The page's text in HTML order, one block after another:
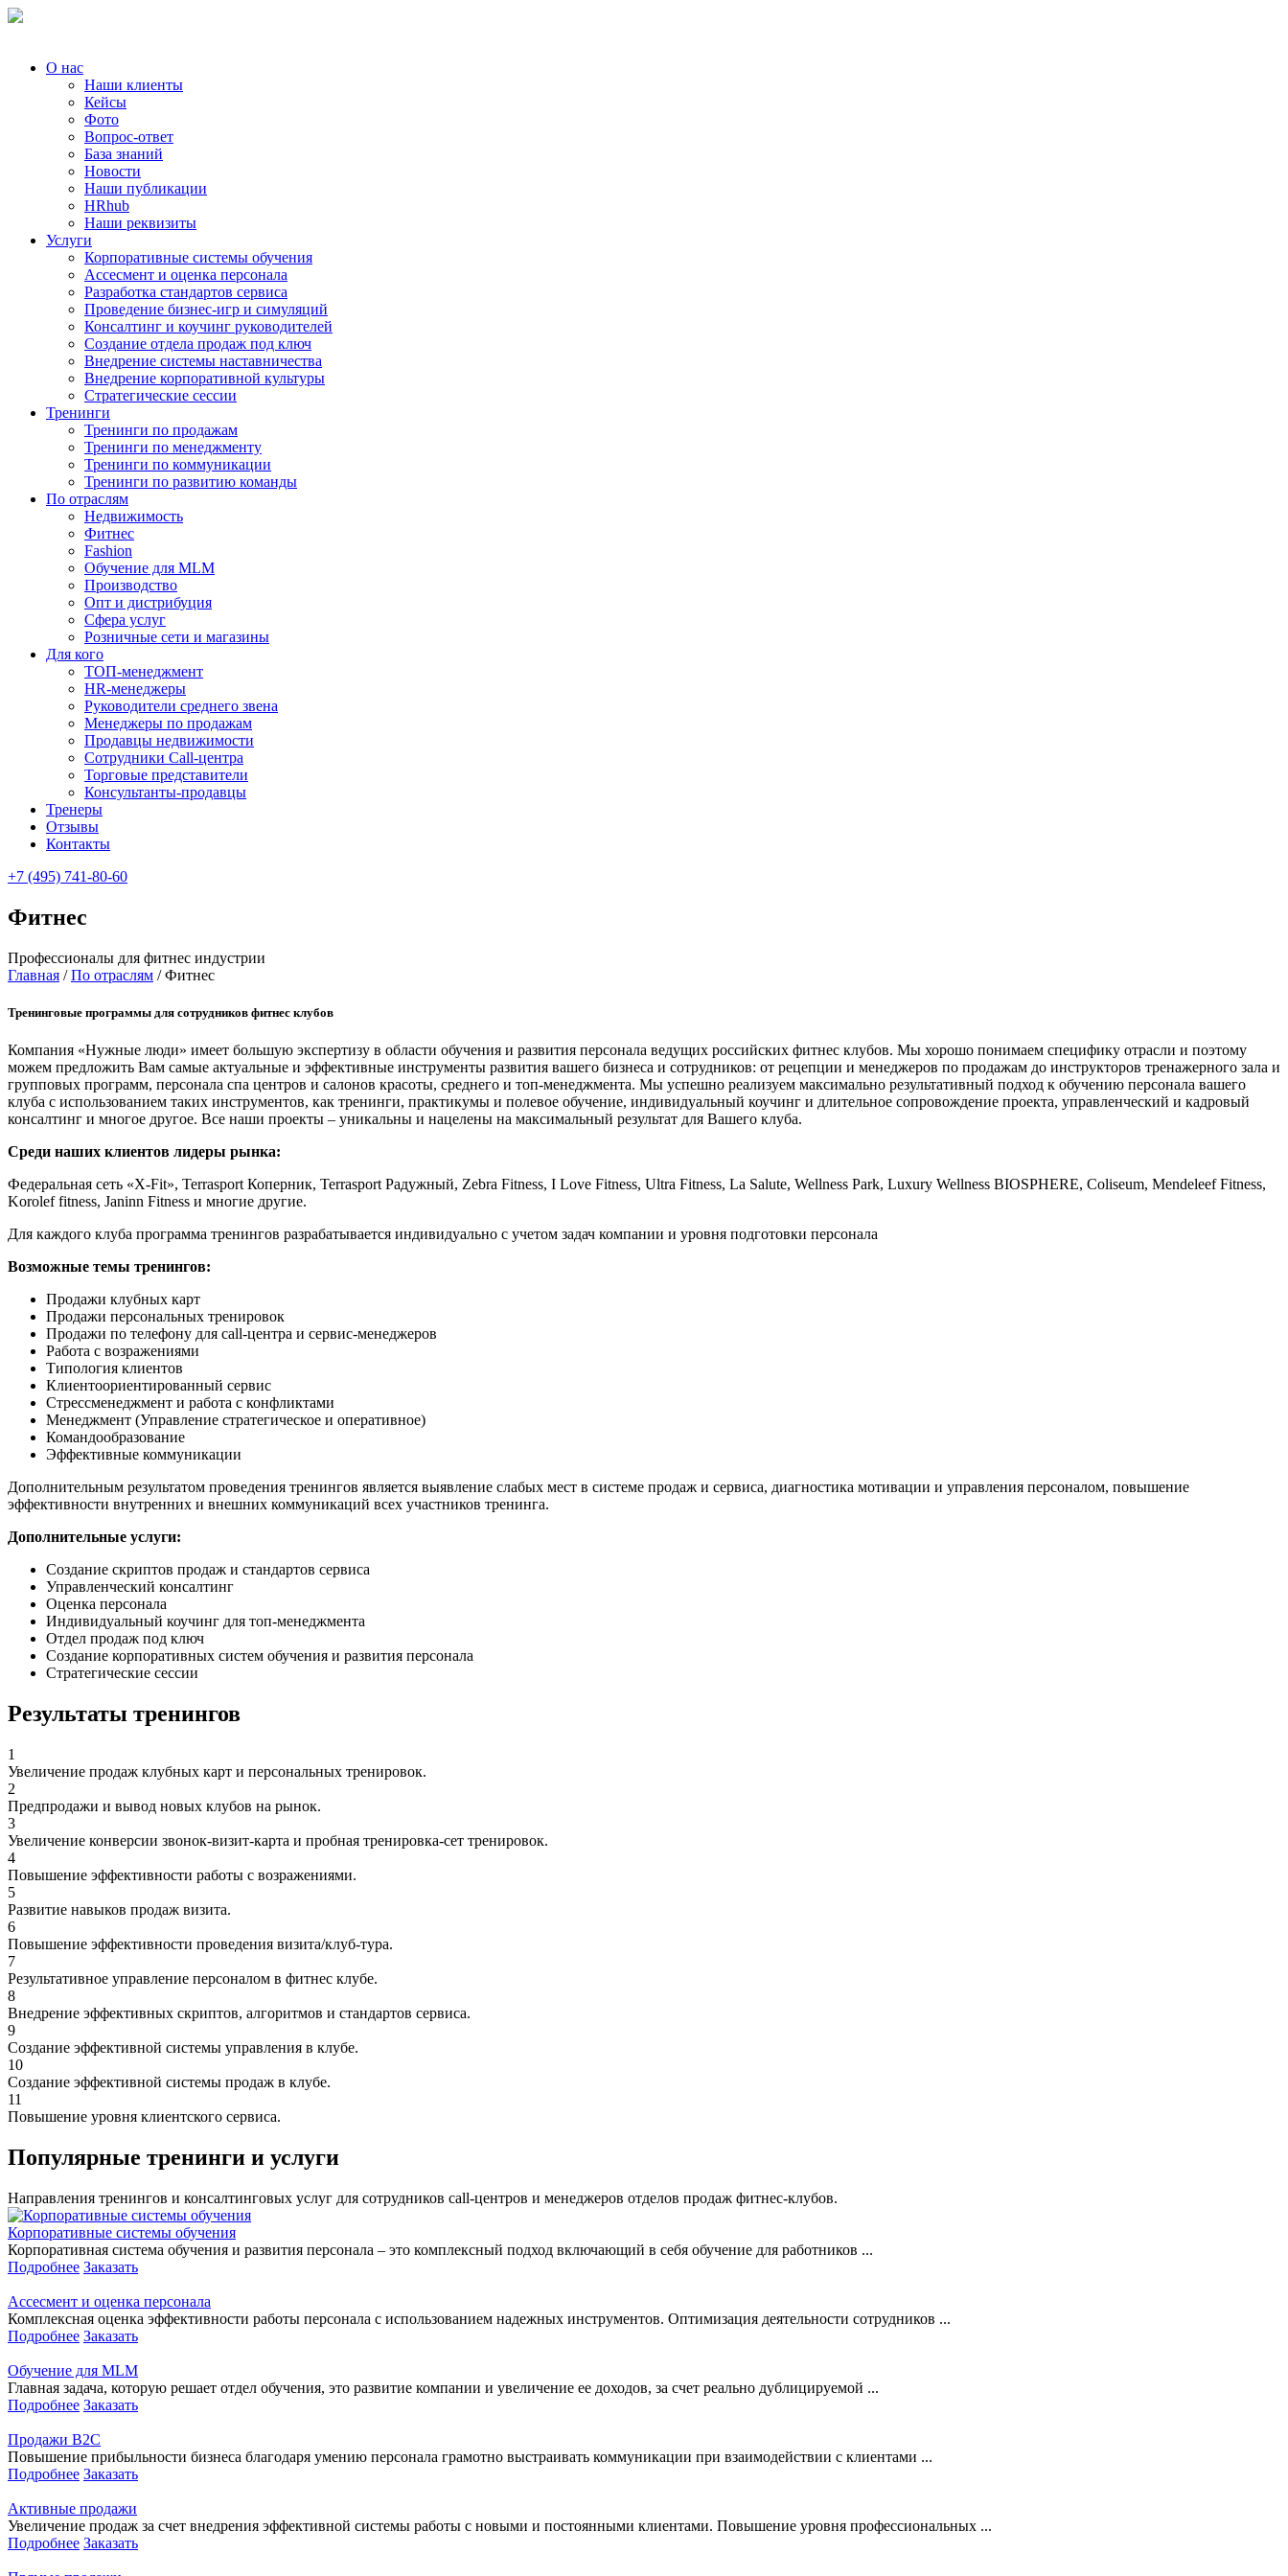
О нас
Наши клиенты
Кейсы
Фото
Вопрос-ответ
База знаний
Новости
Наши публикации
HRhub
Наши реквизиты
Услуги
Корпоративные системы обучения
Ассесмент и оценка персонала
Разработка стандартов сервиса
Проведение бизнес-игр и симуляций
Консалтинг и коучинг руководителей
Создание отдела продаж под ключ
Внедрение системы наставничества
Внедрение корпоративной культуры
Стратегические сессии
Тренинги
Тренинги по продажам
Тренинги по менеджменту
Тренинги по коммуникации
Тренинги по развитию команды
По отраслям
Недвижимость
Фитнес
Fashion
Обучение для MLM
Производство
Опт и дистрибуция
Сфера услуг
Розничные сети и магазины
Для кого
ТОП-менеджмент
HR-менеджеры
Руководители среднего звена
Менеджеры по продажам
Продавцы недвижимости
Сотрудники Call-центра
Торговые представители
Консультанты-продавцы
Тренеры
Отзывы
Контакты
+7 (495) 741-80-60
Фитнес
Профессионалы для фитнес индустрии
Главная /По отраслям /Фитнес
Тренинговые программы для сотрудников фитнес клубов
Компания «Нужные люди» имеет большую экспертизу в области обучения и развития персонала ведущих российских фитнес клубов. Мы хорошо понимаем специфику отрасли и поэтому
можем предложить Вам самые актуальные и эффективные инструменты развития вашего бизнеса и сотрудников: от рецепции и менеджеров по продажам до инструкторов тренажерного зала и
групповых программ, персонала спа центров и салонов красоты, среднего и топ-менеджмента. Мы успешно реализуем максимально результативный подход к обучению персонала вашего
клуба с использованием таких инструментов, как тренинги, практикумы и полевое обучение, индивидуальный коучинг и длительное сопровождение проекта, управленческий и кадровый
консалтинг и многое другое. Все наши проекты – уникальны и нацелены на максимальный результат для Вашего клуба.
Среди наших клиентов лидеры рынка:
Федеральная сеть «X-Fit», Terrasport Коперник, Terrasport Радужный, Zebra Fitness, I Love Fitness, Ultra Fitness, La Salute, Wellness Park, Luxury Wellness BIOSPHERE, Coliseum, Mendeleef Fitness,
Korolef fitness, Janinn Fitness и многие другие.
Для каждого клуба программа тренингов разрабатывается индивидуально с учетом задач компании и уровня подготовки персонала
Возможные темы тренингов:
Продажи клубных карт
Продажи персональных тренировок
Продажи по телефону для call-центра и сервис-менеджеров
Работа с возражениями
Типология клиентов
Клиентоориентированный сервис
Стрессменеджмент и работа с конфликтами
Менеджмент (Управление стратегическое и оперативное)
Командообразование
Эффективные коммуникации
Дополнительным результатом проведения тренингов является выявление слабых мест в системе продаж и сервиса, диагностика мотивации и управления персоналом, повышение
эффективности внутренних и внешних коммуникаций всех участников тренинга.
Дополнительные услуги:
Создание скриптов продаж и стандартов сервиса
Управленческий консалтинг
Оценка персонала
Индивидуальный коучинг для топ-менеджмента
Отдел продаж под ключ
Создание корпоративных систем обучения и развития персонала
Стратегические сессии
Результаты тренингов
1
Увеличение продаж клубных карт и персональных тренировок.
2
Предпродажи и вывод новых клубов на рынок.
3
Увеличение конверсии звонок-визит-карта и пробная тренировка-сет тренировок.
4
Повышение эффективности работы с возражениями.
5
Развитие навыков продаж визита.
6
Повышение эффективности проведения визита/клуб-тура.
7
Результативное управление персоналом в фитнес клубе.
8
Внедрение эффективных скриптов, алгоритмов и стандартов сервиса.
9
Создание эффективной системы управления в клубе.
10
Создание эффективной системы продаж в клубе.
11
Повышение уровня клиентского сервиса.
Популярные тренинги и услуги
Направления тренингов и консалтинговых услуг для сотрудников call-центров и менеджеров отделов продаж фитнес-клубов.
Корпоративные системы обучения
Корпоративная система обучения и развития персонала – это комплексный подход включающий в себя обучение для работников ...
Подробнее Заказать
Ассесмент и оценка персонала
Комплексная оценка эффективности работы персонала с использованием надежных инструментов. Оптимизация деятельности сотрудников ...
Подробнее Заказать
Обучение для MLM
Главная задача, которую решает отдел обучения, это развитие компании и увеличение ее доходов, за счет реально дублицируемой ...
Подробнее Заказать
Продажи В2С
Повышение прибыльности бизнеса благодаря умению персонала грамотно выстраивать коммуникации при взаимодействии с клиентами ...
Подробнее Заказать
Активные продажи
Увеличение продаж за счет внедрения эффективной системы работы с новыми и постоянными клиентами. Повышение уровня профессиональных ...
Подробнее Заказать